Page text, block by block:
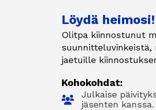
Löydä heimosi!
Olitpa kiinnostunut
jaetuille
Kohokohdat:
Julkaise
jäsenten kanssa.